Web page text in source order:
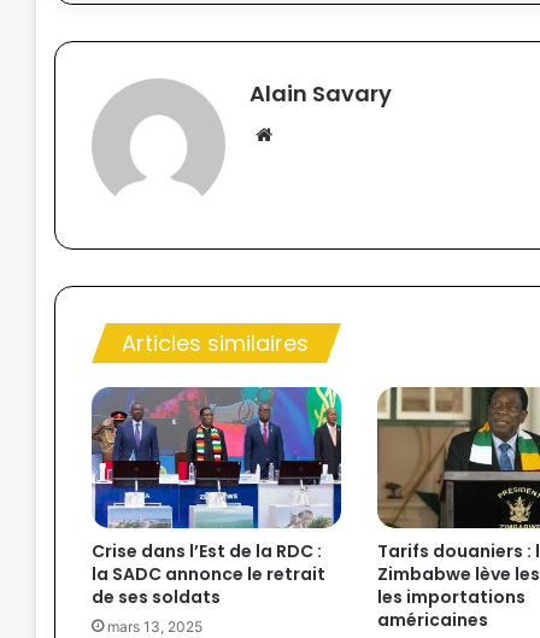
Alain Savary
Articles similaires
Crise dans l’Est de la RDC :
la SADC annonce le retrait
de ses soldats
mars 13, 2025
Tarifs douaniers :
Zimbabwe lève
les importations
américaines